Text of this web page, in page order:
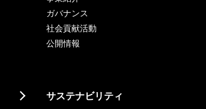
ガバナンス
社会貢献活動
公開情報
サステナビリティ